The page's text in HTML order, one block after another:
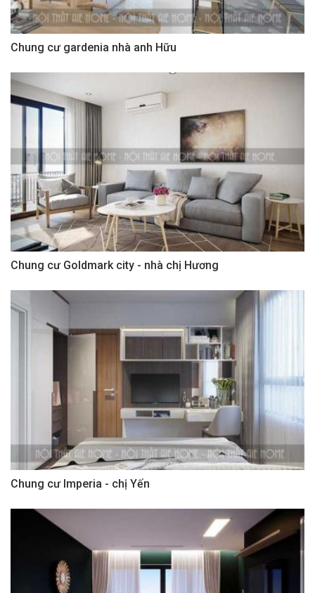
Chung cư gardenia nhà anh Hữu
Chung cư Goldmark city - nhà chị Hương
Chung cư Imperia - chị Yến